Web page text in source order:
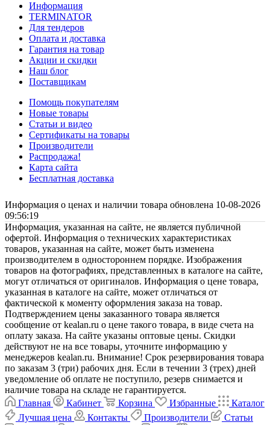
Информация
TERMINATOR
Для тендеров
Оплата и доставка
Гарантия на товар
Акции и скидки
Наш блог
Поставщикам
Помощь покупателям
Новые товары
Статьи и видео
Сертификаты на товары
Производители
Распродажа!
Карта сайта
Бесплатная доставка
Информация о ценах и наличии товара обновлена 10-08-2026
09:56:19
Информация, указанная на сайте, не является публичной
офертой. Информация о технических характеристиках
товаров, указанная на сайте, может быть изменена
производителем в одностороннем порядке. Изображения
товаров на фотографиях, представленных в каталоге на сайте,
могут отличаться от оригиналов. Информация о цене товара,
указанная в каталоге на сайте, может отличаться от
фактической к моменту оформления заказа на товар.
Подтверждением цены заказанного товара является
сообщение от kealan.ru о цене такого товара, в виде счета на
оплату заказа. На сайте указаны оптовые цены. Скидки
действуют не на все товары, уточните информацию у
менеджеров kealan.ru. Внимание! Срок резервирования товара
по заказам 3 (три) рабочих дня. Если в течении 3 (трех) дней
уведомление об оплате не поступило, резерв снимается и
наличие товара на складе не гарантируется.
Главная
Кабинет Корзина Избранные
Каталог
Лучшая цена
Контакты Производители
Статьи